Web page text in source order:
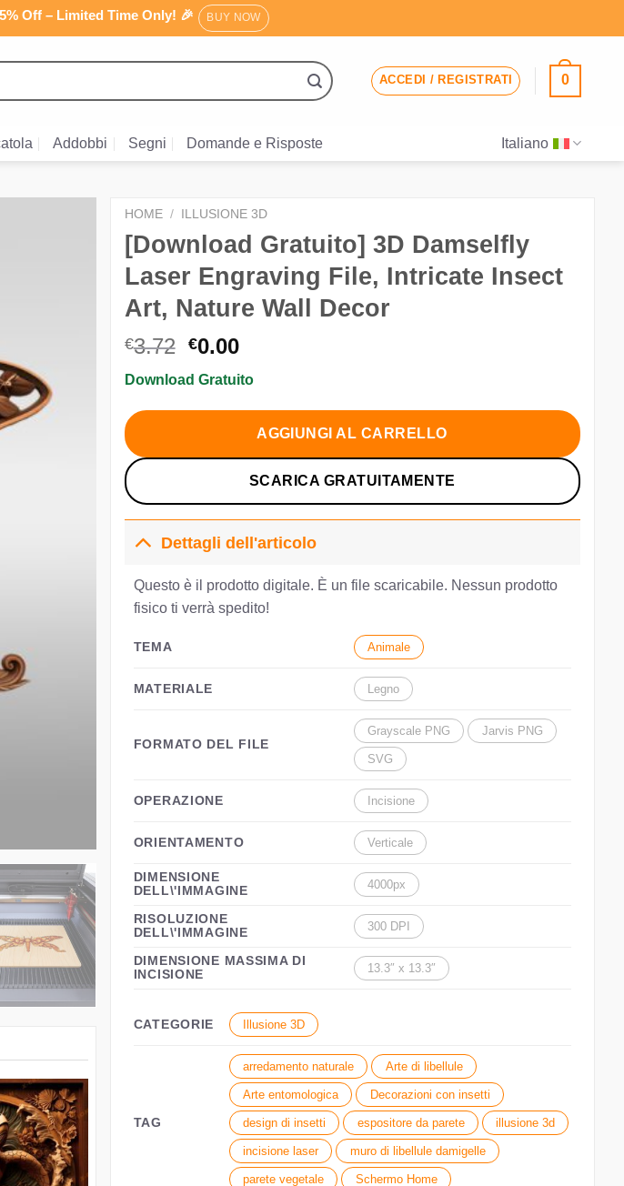
Off – Limited Time Only! 🎉 BUY NOW
ACCEDI / REGISTRATI 0
Addobbi Segni Domande e Risposte Italiano
HOME / ILLUSIONE 3D
[Download Gratuito] 3D Damselfly
Laser Engraving File, Intricate Insect
Art, Nature Wall Decor
€3.72 Il
originale
era:
€0.00Il
attuale
è:
€0.00.
Download Gratuito
AGGIUNGI AL CARRELLO
SCARICA GRATUITAMENTE
Dettagli dell'articolo
Questo è il prodotto digitale. È un file scaricabile. Nessun prodotto
fisico ti verrà spedito!
TEMA Animale
MATERIALE Legno
FORMATO DEL FILE
Grayscale PNG Jarvis PNG
SVG
OPERAZIONE Incisione
ORIENTAMENTO Verticale
DIMENSIONE
DELL\'IMMAGINE
4000px
RISOLUZIONE
DELL\'IMMAGINE
300 DPI
DIMENSIONE MASSIMA DI
INCISIONE
13.3″ x 13.3″
CATEGORIE Illusione 3D
TAG
arredamento naturale Arte di libellule
Arte entomologica Decorazioni con insetti
design di insetti espositore da parete illusione 3d
incisione laser muro di libellule damigelle
parete vegetale Schermo Home